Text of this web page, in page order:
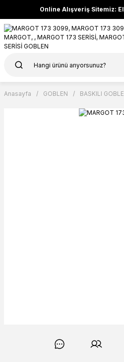
Online Alışveriş Sitemiz:
Anasayfa GOBLEN BASKILI